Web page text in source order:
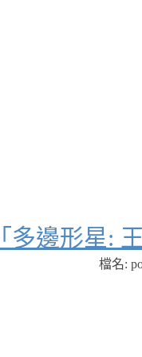
「多邊形星:
檔名: